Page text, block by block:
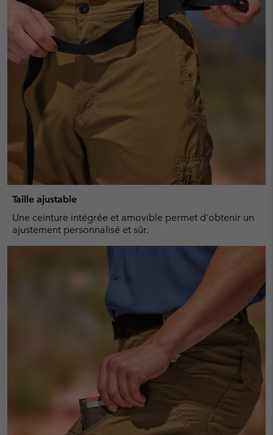
Taille ajustable
Une ceinture intégrée et amovible permet d'obtenir un
ajustement personnalisé et sûr.